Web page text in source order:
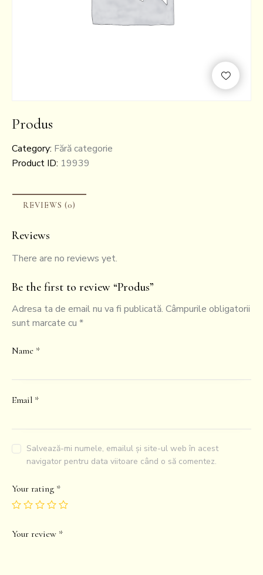
Produs
Category: Fără categorie
Product ID: 19939
REVIEWS (0)
Reviews
There are no reviews yet.
Be the first to review “Produs”
Adresa ta de email nu va fi publicată. Câmpurile obligatorii
sunt marcate cu *
Name *
Email *
Salvează-mi numele, emailul și site-ul web în acest
navigator pentru data viitoare când o să comentez.
Your rating *
Your review *